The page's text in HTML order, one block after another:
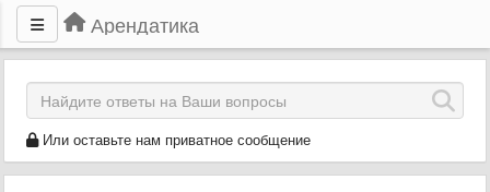
Арендатика
Или оставьте нам приватное сообщение